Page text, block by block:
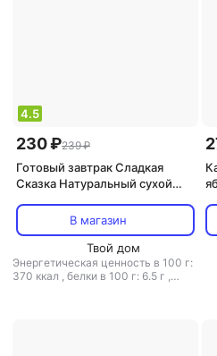
4.5
230 ₽239 ₽
Готовый завтрак Сладкая
Сказка Натуральный сухой
шарики ТРИ кота шоколадный
вкус 170 г Готовый перекус
В магазин
Твой дом
Энергетическая ценность в 100 г:
370 ккал , белки в 100 г: 6.5 г ,